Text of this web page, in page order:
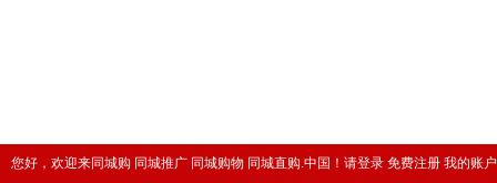
您好，欢迎来同城购 同城推广 同城购物 同城直购.中国！ 请登录 免费注册 我的账户